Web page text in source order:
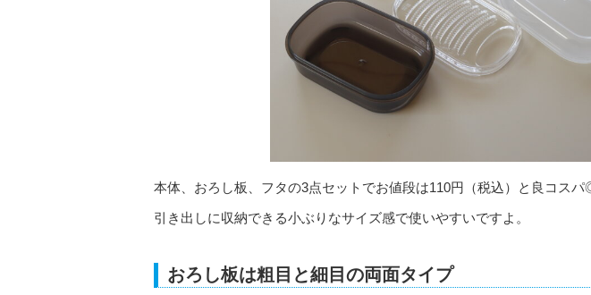
本体、おろし板、フタの3点セットでお値段は110円（税込）と良コス
引き出しに収納できる小ぶりなサイズ感で使いやすいですよ。
おろし板は粗目と細目の両面タイプ